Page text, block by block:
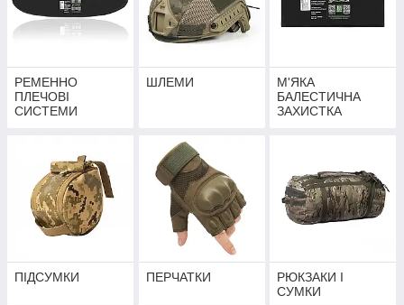
РЕМЕННО
ПЛЕЧОВІ
СИСТЕМИ
ШЛЕМИ
М'ЯКА
БАЛЕСТИЧНА
ЗАХИСТКА
ПІДСУМКИ ПЕРЧАТКИ
РЮКЗАКИ І
СУМКИ